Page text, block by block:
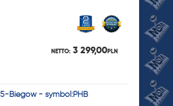
NETTO: 3 299,00PLN
Biegów - symbol:PHB